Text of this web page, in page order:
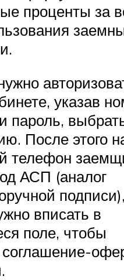
проценты за
указав
пароль,
После этого
телефон
АСП (аналог
подписи),
вписать в
поле, чтобы
соглашение-